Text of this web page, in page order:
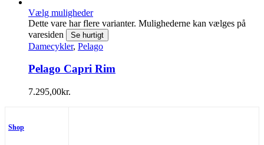
Vælg muligheder
Dette vare har flere varianter. Mulighederne kan vælges på
varesiden
Se hurtigt
Damecykler, Pelago
Pelago Capri Rim
7.295,00kr.
Shop